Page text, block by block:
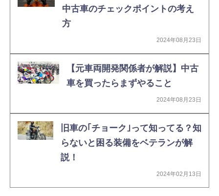
中古車のチェックポイントの考え
方
2024年08月23日
【元車両開発関係者が解説】中古
車を買ったらまずやること
2024年08月23日
旧車の｢チョーク｣って知ってる？知
らないと困る装備をベテランが解
説！
2024年02月13日